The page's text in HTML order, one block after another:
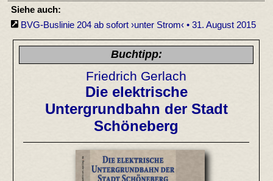
Siehe auch:
BVG-Buslinie 204 ab sofort ›unter Strom‹ • 31. August 2015
Buchtipp:
Friedrich Gerlach
Die elektrische
Untergrundbahn der Stadt
Schöneberg